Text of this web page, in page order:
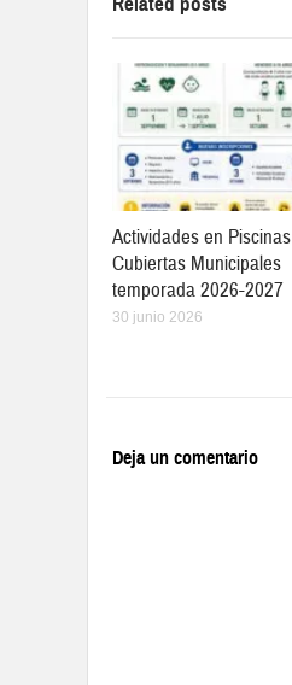
Actividades en Piscinas
Cubiertas Municipales
temporada 2026-2027
30 junio 2026
Deja un comentario